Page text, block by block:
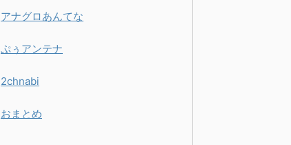
アナグロあんてな
ぷぅアンテナ
2chnabi
おまとめ